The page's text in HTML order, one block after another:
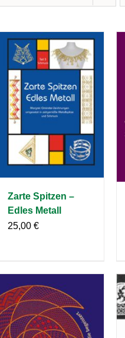
Zarte Spitzen –
Edles Metall
25,00 €